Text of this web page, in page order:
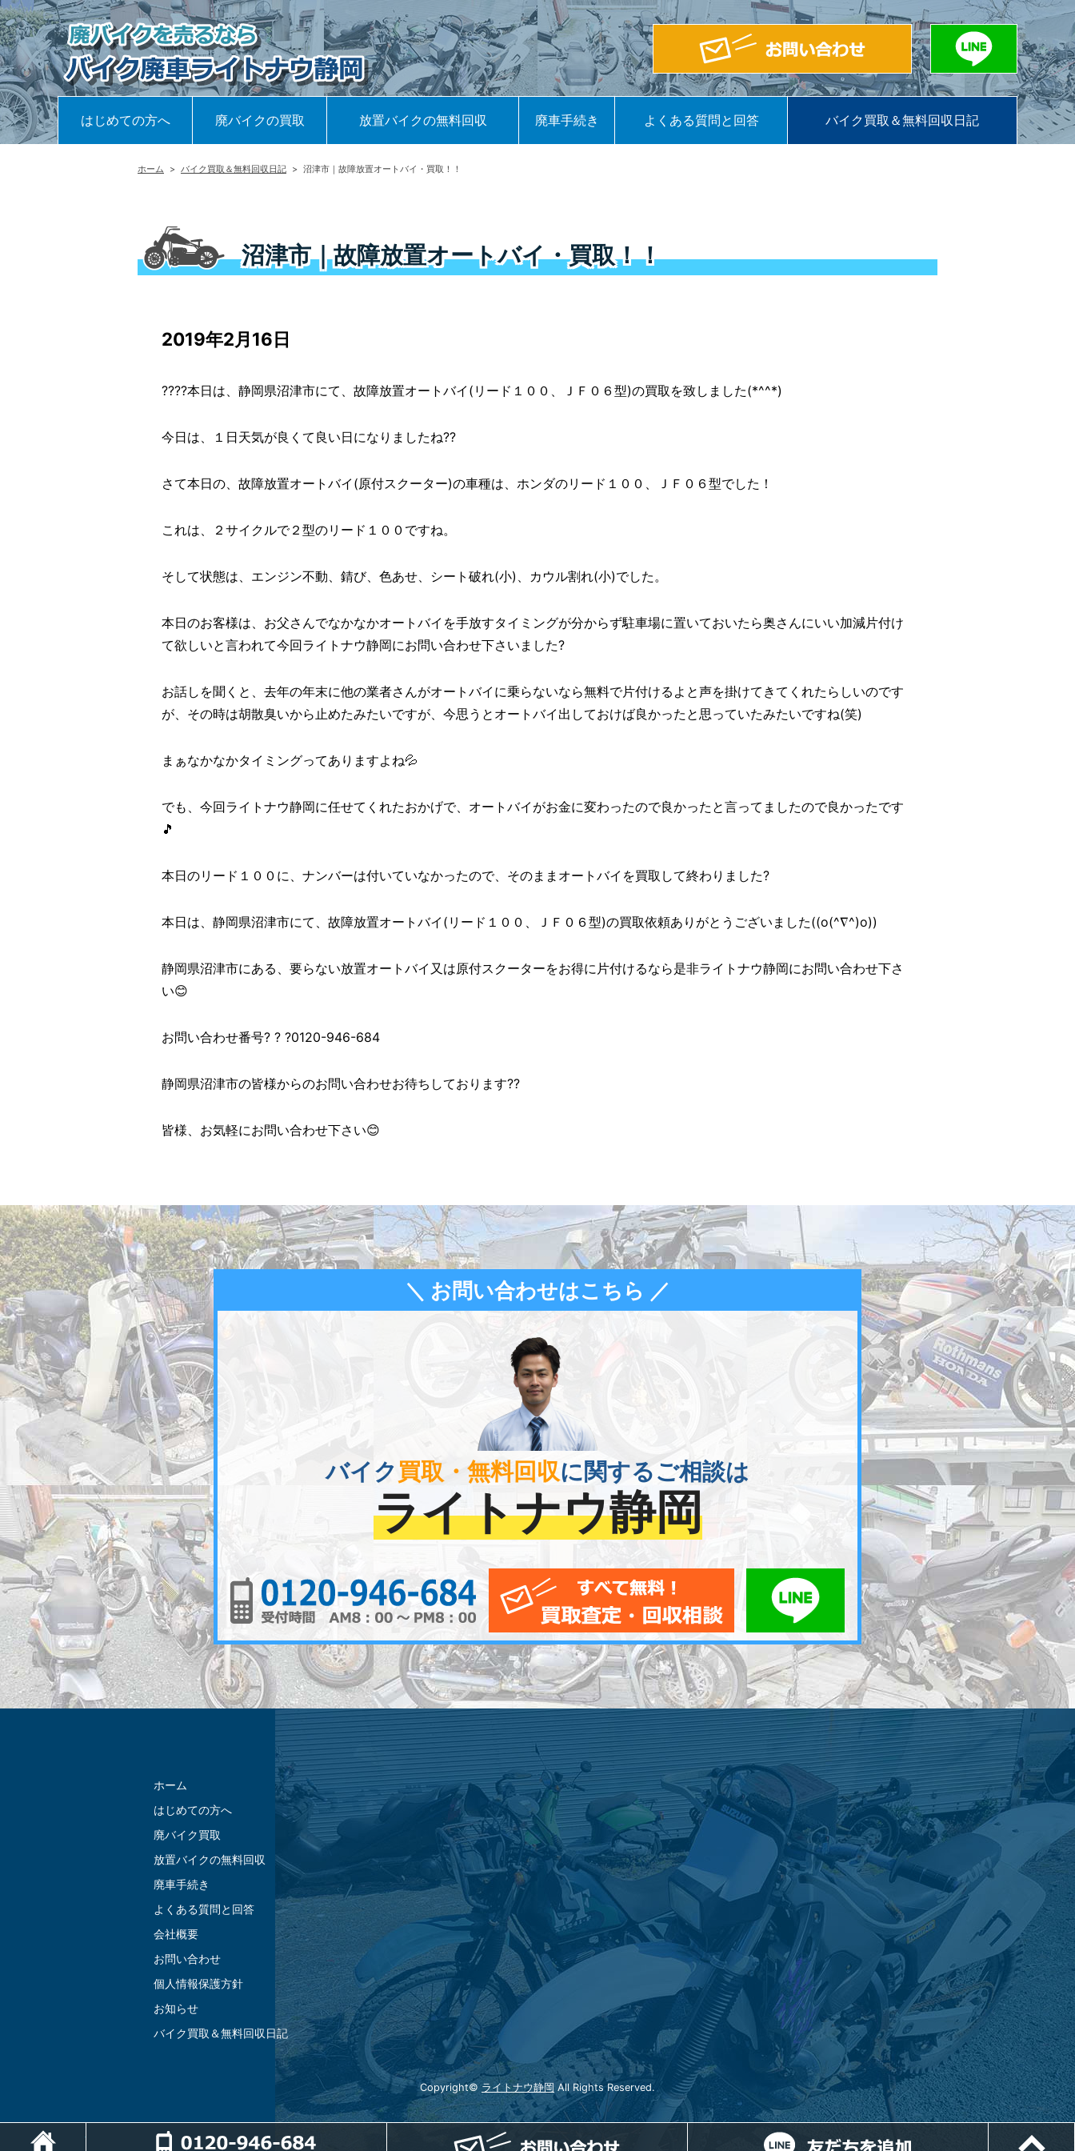
はじめての方へ 廃バイクの買取 放置バイクの無料回収 廃車手続き よくある質問と回答 バイク買取＆無料回収日記
ホーム > バイク買取＆無料回収日記 > 沼津市｜故障放置オートバイ・買取！！
沼津市｜故障放置オートバイ・買取！！
2019年2月16日
????本日は、静岡県沼津市にて、故障放置オートバイ(リード１００、ＪＦ０６型)の買取を致しました(*^^*)
今日は、１日天気が良くて良い日になりましたね??
さて本日の、故障放置オートバイ(原付スクーター)の車種は、ホンダのリード１００、ＪＦ０６型でした！
これは、２サイクルで２型のリード１００ですね。
そして状態は、エンジン不動、錆び、色あせ、シート破れ(小)、カウル割れ(小)でした。
本日のお客様は、お父さんでなかなかオートバイを手放すタイミングが分からず駐車場に置いておいたら奥さんにいい加減片付け
て欲しいと言われて今回ライトナウ静岡にお問い合わせ下さいました?
お話しを聞くと、去年の年末に他の業者さんがオートバイに乗らないなら無料で片付けるよと声を掛けてきてくれたらしいのです
が、その時は胡散臭いから止めたみたいですが、今思うとオートバイ出しておけば良かったと思っていたみたいですね(笑)
まぁなかなかタイミングってありますよね💦
でも、今回ライトナウ静岡に任せてくれたおかげで、オートバイがお金に変わったので良かったと言ってましたので良かったです
🎵
本日のリード１００に、ナンバーは付いていなかったので、そのままオートバイを買取して終わりました?
本日は、静岡県沼津市にて、故障放置オートバイ(リード１００、ＪＦ０６型)の買取依頼ありがとうございました((o(^∇^)o))
静岡県沼津市にある、要らない放置オートバイ又は原付スクーターをお得に片付けるなら是非ライトナウ静岡にお問い合わせ下さ
い😊
お問い合わせ番号? ? ?0120-946-684
静岡県沼津市の皆様からのお問い合わせお待ちしております??
皆様、お気軽にお問い合わせ下さい😊
＼ お問い合わせはこちら ／
バイク 買取・無料回収に関するご相談は
ライトナウ静岡
0120-956-684 メールでお問い合わせLINEでお問い合わせ
ホーム
はじめての方へ
廃バイク買取
放置バイクの無料回収
廃車手続き
よくある質問と回答
会社概要
お問い合わせ
個人情報保護方針
お知らせ
バイク買取＆無料回収日記
Copyright© ライトナウ静岡 All Rights Reserved.
メールでお問い合わせ LINEでお問い